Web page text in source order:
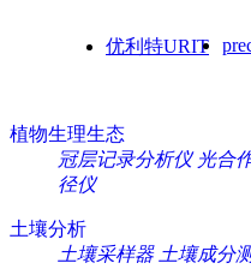
优利特URIT
植物生理生态
冠层记录分析仪 光合
径仪
土壤分析
土壤采样器 土壤成分